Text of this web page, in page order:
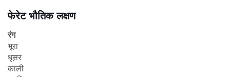
फेरेट भौतिक लक्षण
रंग
भूरा
धूसर
काली